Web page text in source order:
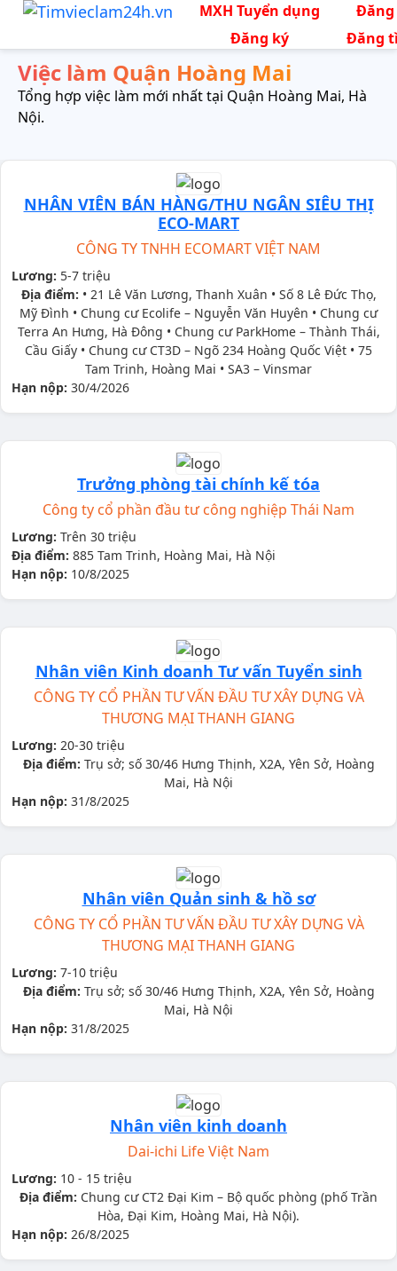
MXH Tuyển dụng
Đăng ký
Đăng
Việc làm Quận Hoàng Mai
Tổng hợp việc làm mới nhất tại Quận Hoàng Mai, Hà
Nội.
NHÂN VIÊN BÁN HÀNG/THU NGÂN SIÊU THỊ
ECO-MART
CÔNG TY TNHH ECOMART VIỆT NAM
Lương: 5-7 triệu
Địa điểm: • 21 Lê Văn Lương, Thanh Xuân • Số 8 Lê Đức Thọ,
Mỹ Đình • Chung cư Ecolife – Nguyễn Văn Huyên • Chung cư
Terra An Hưng, Hà Đông • Chung cư ParkHome – Thành Thái,
Cầu Giấy • Chung cư CT3D – Ngõ 234 Hoàng Quốc Việt • 75
Tam Trinh, Hoàng Mai • SA3 – Vinsmar
Hạn nộp: 30/4/2026
Trưởng phòng tài chính kế tóa
Công ty cổ phần đầu tư công nghiệp Thái Nam
Lương: Trên 30 triệu
Địa điểm: 885 Tam Trinh, Hoàng Mai, Hà Nội
Hạn nộp: 10/8/2025
Nhân viên Kinh doanh Tư vấn Tuyển sinh
CÔNG TY CỔ PHẦN TƯ VẤN ĐẦU TƯ XÂY DỰNG VÀ
THƯƠNG MẠI THANH GIANG
Lương: 20-30 triệu
Địa điểm: Trụ sở; số 30/46 Hưng Thịnh, X2A, Yên Sở, Hoàng
Mai, Hà Nội
Hạn nộp: 31/8/2025
Nhân viên Quản sinh & hồ sơ
CÔNG TY CỔ PHẦN TƯ VẤN ĐẦU TƯ XÂY DỰNG VÀ
THƯƠNG MẠI THANH GIANG
Lương: 7-10 triệu
Địa điểm: Trụ sở; số 30/46 Hưng Thịnh, X2A, Yên Sở, Hoàng
Mai, Hà Nội
Hạn nộp: 31/8/2025
Nhân viên kinh doanh
Dai-ichi Life Việt Nam
Lương: 10 - 15 triệu
Địa điểm: Chung cư CT2 Đại Kim – Bộ quốc phòng (phố Trần
Hòa, Đại Kim, Hoàng Mai, Hà Nội).
Hạn nộp: 26/8/2025